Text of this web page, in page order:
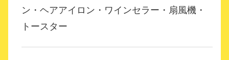
ン・ヘアアイロン・ワインセラー・扇風機・
トースター